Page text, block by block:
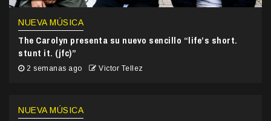
NUEVA MÚSICA
The Carolyn presenta su nuevo sencillo “life’s short.
stunt it. (jfc)”
2 semanas ago Victor Tellez
NUEVA MÚSICA